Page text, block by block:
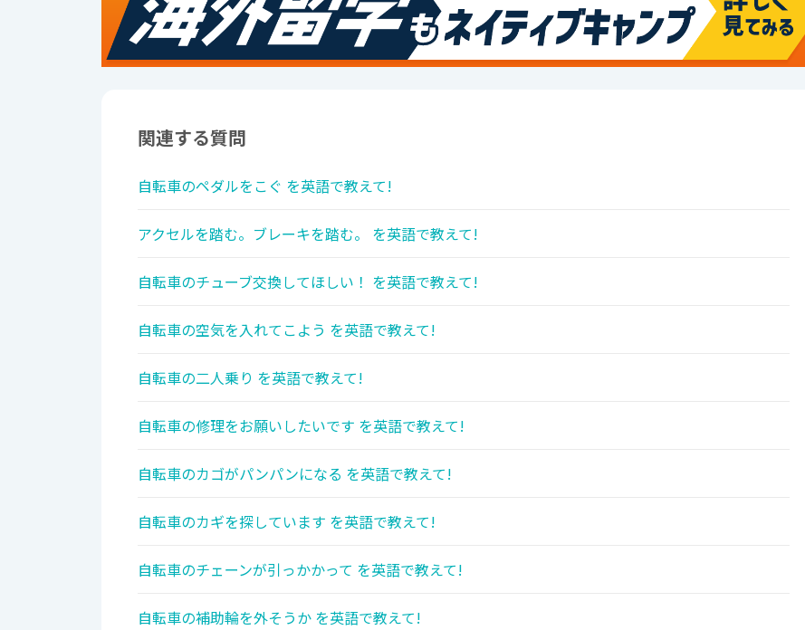
関連する質問
自転車のペダルをこぐ を英語で教えて!
アクセルを踏む。ブレーキを踏む。 を英語で教えて!
自転車のチューブ交換してほしい！ を英語で教えて!
自転車の空気を入れてこよう を英語で教えて!
自転車の二人乗り を英語で教えて!
自転車の修理をお願いしたいです を英語で教えて!
自転車のカゴがパンパンになる を英語で教えて!
自転車のカギを探しています を英語で教えて!
自転車のチェーンが引っかかって を英語で教えて!
自転車の補助輪を外そうか を英語で教えて!